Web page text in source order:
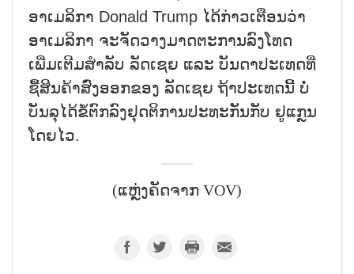
ອາເມລິກາ Donald Trump ໄດ້ກ່າວເຕືອນວ່າ
ອາເມລິກາ ຈະຈັດວາງມາດຕະການລົງໂທດ
ເພີ່ມເຕີມສຳລັບ ລັດເຊຍ ແລະ ບັນດາປະເທດທີ່
ຊື້ສິນຄ້າສົ່ງອອກຂອງ ລັດເຊຍ ຖ້າປະເທດນີ້ ບໍ່
ບັນລຸໄດ້ຂໍ້ຕົກລົງຢຸດຕິການປະທະກັນກັບ ຢູແກຼນ
ໂດຍໄວ.
(ແຫຼ່ງຄັດຈາກ VOV)